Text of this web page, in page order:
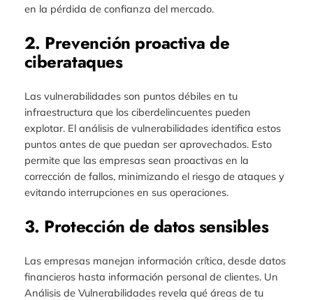
en la pérdida de confianza del mercado.
2. Prevención proactiva de
ciberataques
Las vulnerabilidades son puntos débiles en tu
infraestructura que los ciberdelincuentes pueden
explotar. El análisis de vulnerabilidades identifica estos
puntos antes de que puedan ser aprovechados. Esto
permite que las empresas sean proactivas en la
corrección de fallos, minimizando el riesgo de ataques y
evitando interrupciones en sus operaciones.
3. Protección de datos sensibles
Las empresas manejan información crítica, desde datos
financieros hasta información personal de clientes. Un
Análisis de Vulnerabilidades revela qué áreas de tu